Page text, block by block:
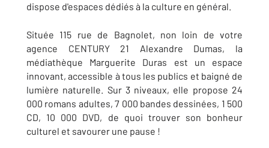
dispose d'espaces dédiés à la culture en général.
Située 115 rue de Bagnolet, non loin de votre
agence CENTURY 21 Alexandre Dumas, la
médiathèque Marguerite Duras est un espace
innovant, accessible à tous les publics et baigné de
lumière naturelle. Sur 3 niveaux, elle propose 24
000 romans adultes, 7 000 bandes dessinées, 1 500
CD, 10 000 DVD, de quoi trouver son bonheur
culturel et savourer une pause !